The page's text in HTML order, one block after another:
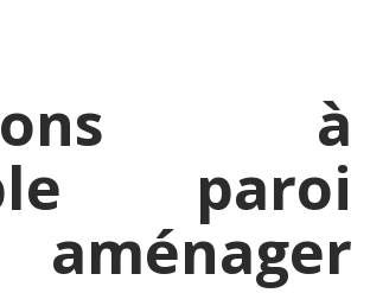
à
paroi
aménager